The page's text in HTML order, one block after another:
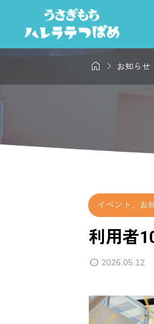
  お知らせ
イベント , お
利用者
2026.05.12